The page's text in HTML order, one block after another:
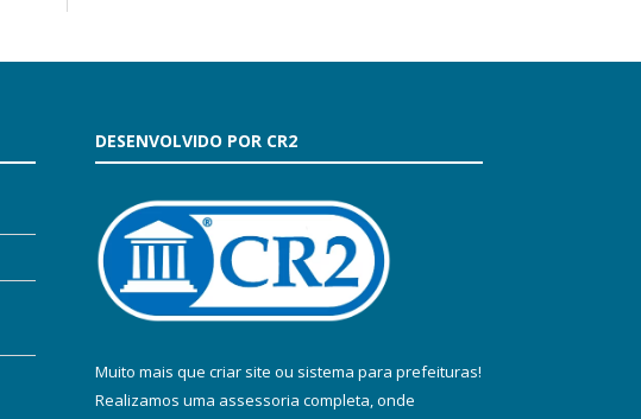
DESENVOLVIDO POR CR2
Muito mais que criar site ou sistema para prefeituras!
Realizamos uma assessoria completa, onde